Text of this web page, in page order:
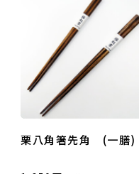
栗八角箸先角 (一膳)